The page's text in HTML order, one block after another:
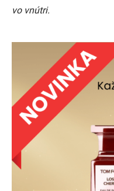
vo vnútri.